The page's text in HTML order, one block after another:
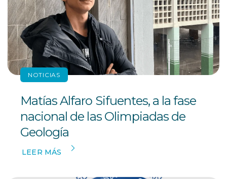
NOTICIAS
Matías Alfaro Sifuentes, a la fase
nacional de las Olimpiadas de
Geología
LEER MÁS